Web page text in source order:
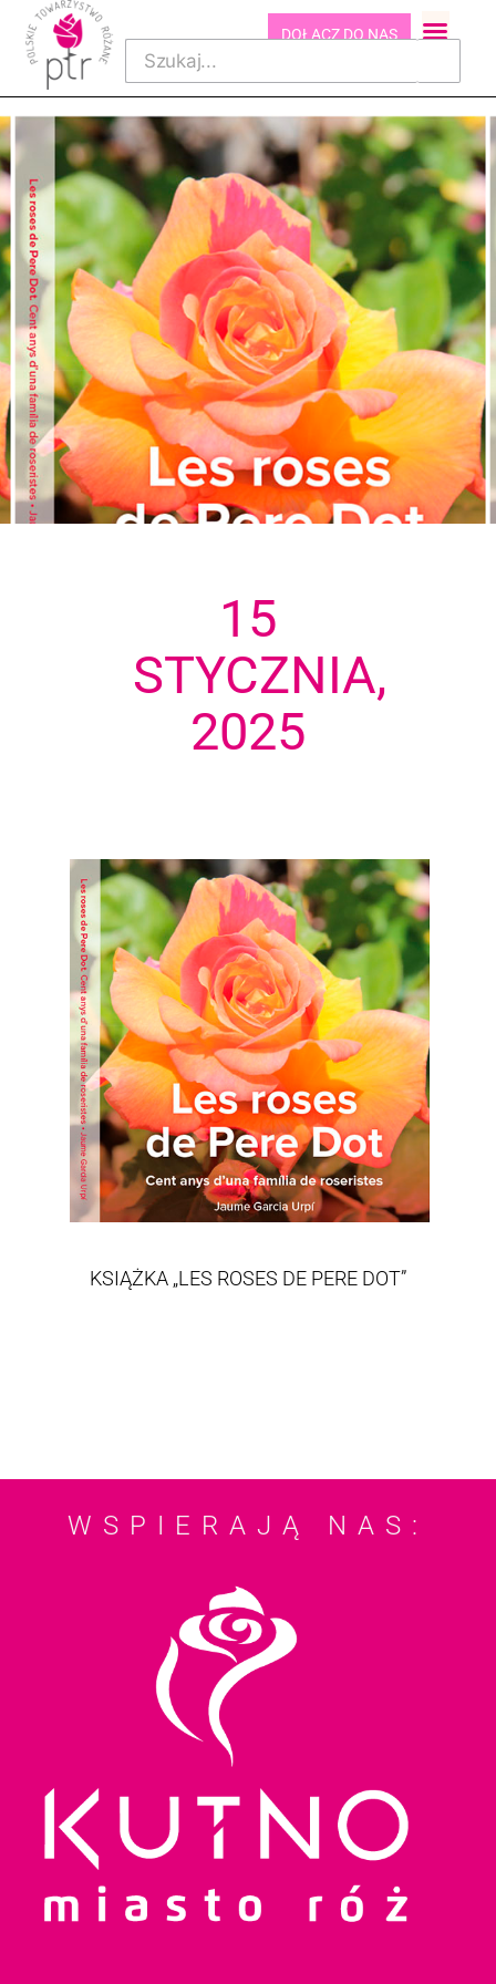
DOŁĄCZ DO NAS
15
STYCZNIA,
2025
KSIĄŻKA „LES ROSES DE PERE DOT”
WSPIERAJĄ NAS: